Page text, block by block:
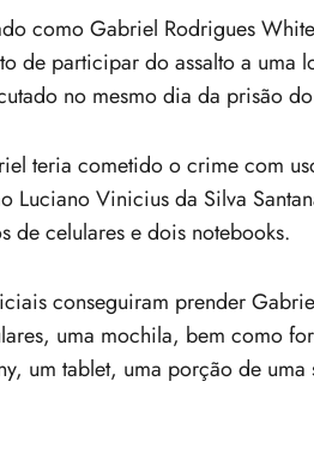
como Gabriel Rodrigues
de participar do assalto a uma
no mesmo dia da prisão
teria cometido o crime com
Vinicius da Silva
de celulares e dois notebooks.
conseguiram prender
uma mochila, bem como
um tablet, uma porção de uma